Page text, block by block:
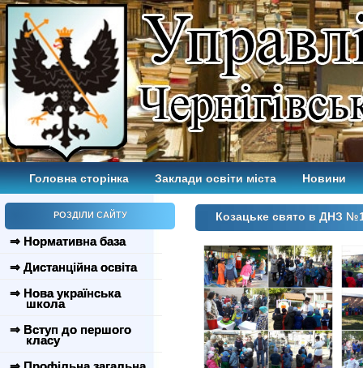
Головна сторінка Заклади освіти міста Новини
РОЗДІЛИ САЙТУ
⇒ Нормативна база
⇒ Дистанційна освіта
⇒ Нова українська
школа
⇒ Вступ до першого
класу
Козацьке свято в ДНЗ